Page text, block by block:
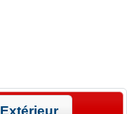
Extérieur